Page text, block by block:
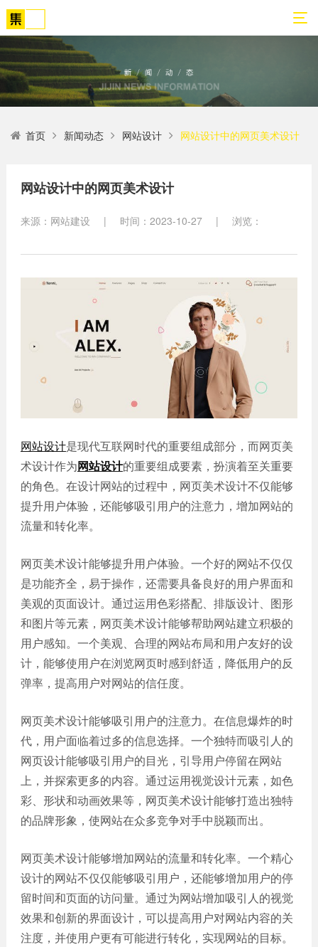
01
关
我
司
我
们
的
客
户
02
网
策
方
论
03
解
方
网站
微信
定制
开发
网站
建设
生物
医药
外贸
网站
建设
教育
培训
网站
建设
04
营
转
SEO
05
案
建设
案例
生物
医疗
教育
培训
政府
单位
机械
能源
化工
IT科
技
其他
小程
序案
例
电商
APP
案例
系统
平台
案例
06
新
站
设
小
程
序
首页 新闻动态 网站设计 网站设计中的网页美术设计
网站设计中的网页美术设计
来源：网站建设 | 时间：2023-10-27 | 浏览：
网站设计是现代互联网时代的重要组成部分，而网页美
术设计作为网站设计的重要组成要素，扮演着至关重要
的角色。在设计网站的过程中，网页美术设计不仅能够
提升用户体验，还能够吸引用户的注意力，增加网站的
流量和转化率。
网页美术设计能够提升用户体验。一个好的网站不仅仅
是功能齐全，易于操作，还需要具备良好的用户界面和
美观的页面设计。通过运用色彩搭配、排版设计、图形
和图片等元素，网页美术设计能够帮助网站建立积极的
用户感知。一个美观、合理的网站布局和用户友好的设
计，能够使用户在浏览网页时感到舒适，降低用户的反
弹率，提高用户对网站的信任度。
网页美术设计能够吸引用户的注意力。在信息爆炸的时
代，用户面临着过多的信息选择。一个独特而吸引人的
网页设计能够吸引用户的目光，引导用户停留在网站
上，并探索更多的内容。通过运用视觉设计元素，如色
彩、形状和动画效果等，网页美术设计能够打造出独特
的品牌形象，使网站在众多竞争对手中脱颖而出。
网页美术设计能够增加网站的流量和转化率。一个精心
设计的网站不仅仅能够吸引用户，还能够增加用户的停
留时间和页面的访问量。通过为网站增加吸引人的视觉
效果和创新的界面设计，可以提高用户对网站内容的关
注度，并使用户更有可能进行转化，实现网站的目标。